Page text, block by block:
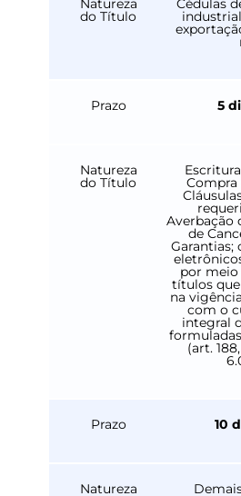
do Título
Prazo 5
Natureza
do Título Compra
Averbação
de
Garantias;
por meio
títulos
na
com o
integral
(art.
Prazo 10
Natureza